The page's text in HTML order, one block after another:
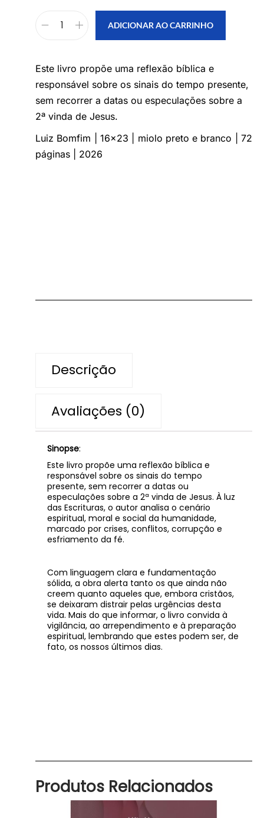
ADICIONAR AO CARRINHO
Este livro propõe uma reflexão bíblica e
responsável sobre os sinais do tempo presente,
sem recorrer a datas ou especulações sobre a
2ª vinda de Jesus.
Luiz Bomfim
| 16×23 | miolo preto e branco | 72
páginas | 2026
Descrição
Avaliações (0)
Sinopse:
Este livro propõe uma reflexão bíblica e
responsável sobre os sinais do tempo
presente, sem recorrer a datas ou
especulações sobre a 2ª vinda de Jesus. À luz
das Escrituras, o autor analisa o cenário
espiritual, moral e social da humanidade,
marcado por crises, conflitos, corrupção e
esfriamento da fé.
Com linguagem clara e fundamentação
sólida, a obra alerta tanto os que ainda não
creem quanto aqueles que, embora cristãos,
se deixaram distrair pelas urgências desta
vida. Mais do que informar, o livro convida à
vigilância, ao arrependimento e à preparação
espiritual, lembrando que estes podem ser, de
fato, os nossos últimos dias.
Produtos Relacionados